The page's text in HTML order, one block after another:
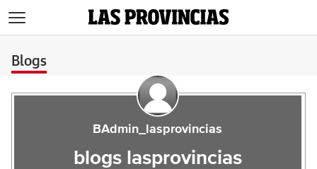
Blogs
BAdmin_lasprovincias
blogs lasprovincias